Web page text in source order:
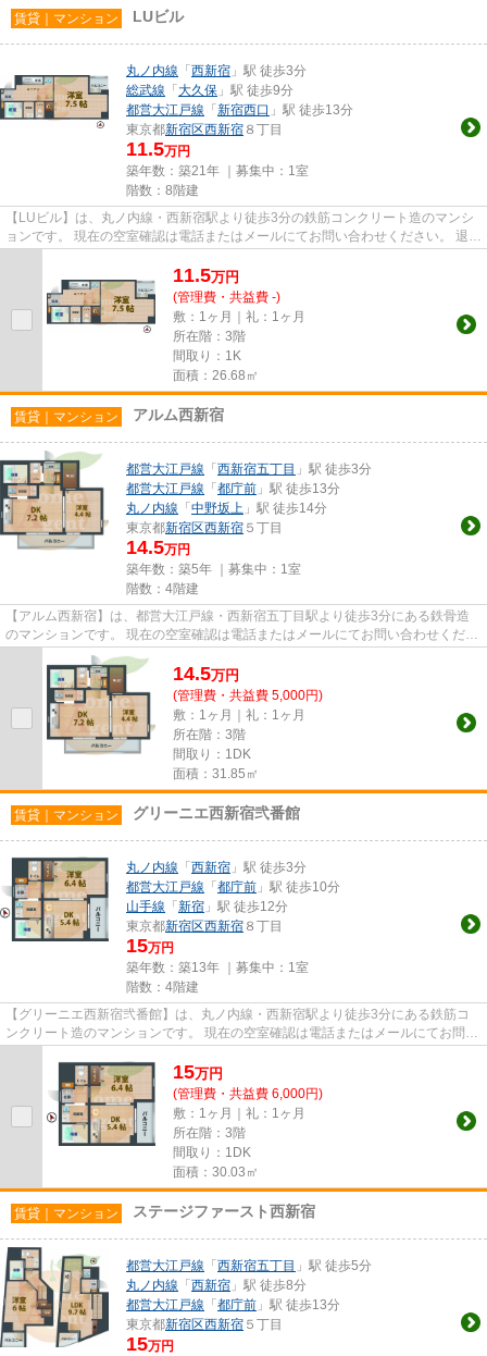
賃貸｜マンション LUビル
丸ノ内線 「 西新宿 」駅 徒歩3分
総武線 「 大久保 」駅 徒歩9分
都営大江戸線 「 新宿西口 」駅 徒歩13分
東京都新宿区西新宿 ８丁目
11.5万円
築年数：築21年 ｜募集中： 1室
階数：8階建
【LUビル】は、丸ノ内線・西新宿駅より徒歩3分の鉄筋コンクリート造のマンシ
ョンです。 現在の空室確認は電話またはメールにてお問い合わせください。 退去
11.5万円
(管理費・共益費 -)
敷：1ヶ月｜礼：1ヶ月
所在階：3階
間取り：1K
面積：26.68㎡
賃貸｜マンション アルム西新宿
都営大江戸線 「 西新宿五丁目 」駅 徒歩3分
都営大江戸線 「 都庁前 」駅 徒歩13分
丸ノ内線 「 中野坂上 」駅 徒歩14分
東京都新宿区西新宿 ５丁目
14.5万円
築年数：築5年 ｜募集中： 1室
階数：4階建
【アルム西新宿】は、都営大江戸線・西新宿五丁目駅より徒歩3分にある鉄骨造
のマンションです。 現在の空室確認は電話またはメールにてお問い合わせくださ
い。 退去前情報を含めきち...
14.5万円
(管理費・共益費 5,000円)
敷：1ヶ月｜礼：1ヶ月
所在階：3階
間取り：1DK
面積：31.85㎡
賃貸｜マンション グリーニエ西新宿弐番館
丸ノ内線 「 西新宿 」駅 徒歩3分
都営大江戸線 「 都庁前 」駅 徒歩10分
山手線 「 新宿 」駅 徒歩12分
東京都新宿区西新宿 ８丁目
15万円
築年数：築13年 ｜募集中： 1室
階数：4階建
【グリーニエ西新宿弐番館】は、丸ノ内線・西新宿駅より徒歩3分にある鉄筋コ
ンクリート造のマンションです。 現在の空室確認は電話またはメールにてお問い
15万円
(管理費・共益費 6,000円)
敷：1ヶ月｜礼：1ヶ月
所在階：3階
間取り：1DK
面積：30.03㎡
賃貸｜マンション ステージファースト西新宿
都営大江戸線 「 西新宿五丁目 」駅 徒歩5分
丸ノ内線 「 西新宿 」駅 徒歩8分
都営大江戸線 「 都庁前 」駅 徒歩13分
東京都新宿区西新宿 ５丁目
15万円